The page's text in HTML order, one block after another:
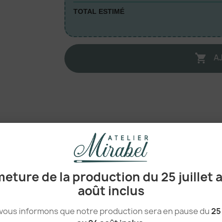
de la production du 25 juillet
août inclus
informons que notre production sera en pause du
TOTAL ESTIMÉ

100% velours en polyester recyclé
Chine